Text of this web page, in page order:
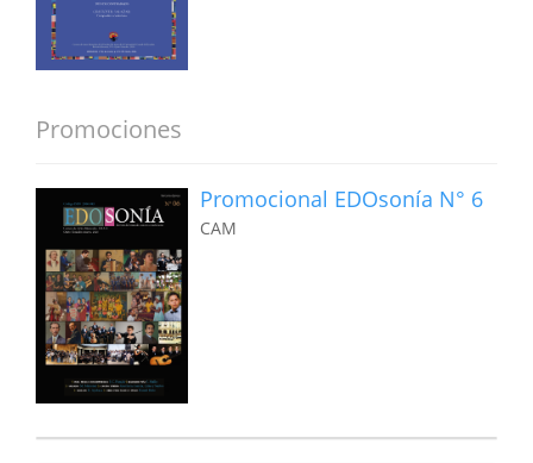
Promociones
Promocional EDOsonía N° 6
CAM